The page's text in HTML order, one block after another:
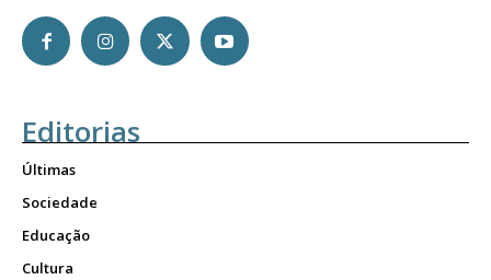
Editorias
Últimas
Sociedade
Educação
Cultura